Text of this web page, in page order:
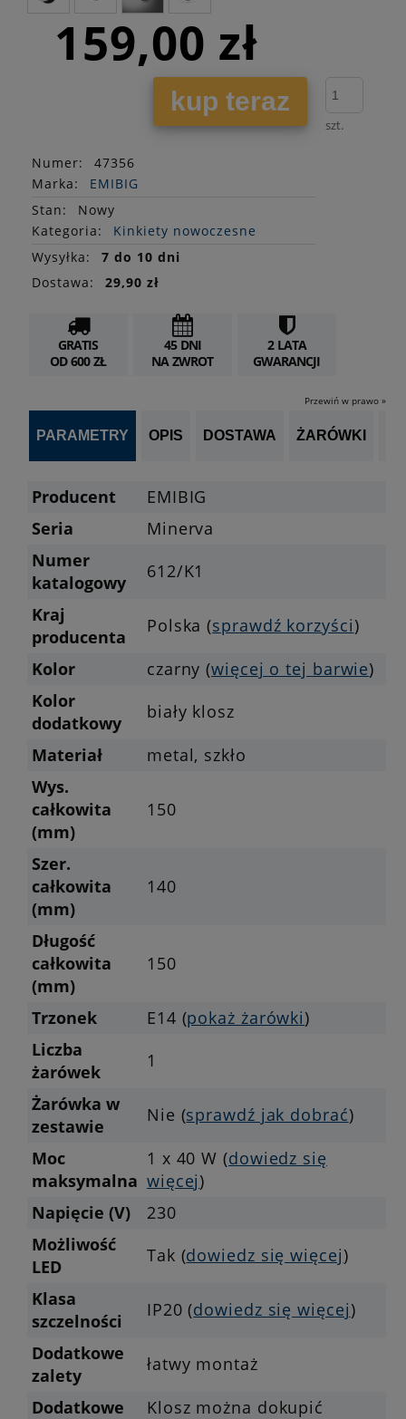
159,00 zł
kup teraz
szt.
Numer:
47356
Marka:
EMIBIG
Stan:
Nowy
Kategoria:
Kinkiety nowoczesne
Wysyłka:
7 do 10 dni
Dostawa:
29,90 zł
GRATIS
OD 600 ZŁ
45 DNI
NA ZWROT
2 LATA
GWARANCJI
Przewiń w prawo »
PARAMETRY OPIS DOSTAWA ŻARÓWKI
Producent
EMIBIG
Seria
Minerva
Numer
katalogowy
612/K1
Kraj
producenta
Polska (sprawdź korzyści)
Kolor
czarny (więcej o tej barwie)
Kolor
dodatkowy
biały klosz
Materiał
metal, szkło
Wys.
całkowita
(mm)
150
Szer.
całkowita
(mm)
140
Długość
całkowita
(mm)
150
Trzonek E14 (pokaż żarówki)
Liczba
żarówek
1
Żarówka w
zestawie
Nie (sprawdź jak dobrać)
Moc
maksymalna
1 x 40 W (dowiedz się
więcej)
Napięcie (V)
230
Możliwość
LED
Tak (dowiedz się więcej)
Klasa
szczelności
IP20 (dowiedz się więcej)
Dodatkowe
zalety
łatwy montaż
Dodatkowe
Klosz można dokupić